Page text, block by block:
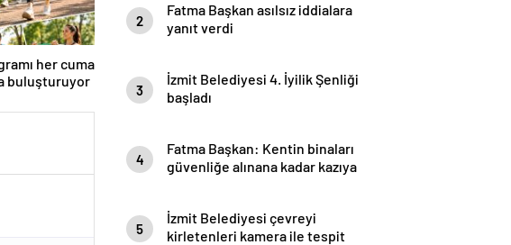
her cuma
buluşturuyor
2
Fatma Başkan asılsız iddialara
yanıt verdi
3
İzmit Belediyesi 4. İyilik Şenliği
başladı
4
Fatma Başkan: Kentin binaları
güvenliğe alınana kadar kazıya
5
İzmit Belediyesi çevreyi
kirletenleri kamera ile tespit